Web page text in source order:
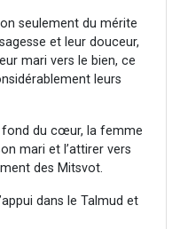
seulement du mérite
et leur douceur,
mari vers le bien, ce
leurs
fond du cœur, la femme
mari et l’attirer vers
des Mitsvot.
dans le Talmud et